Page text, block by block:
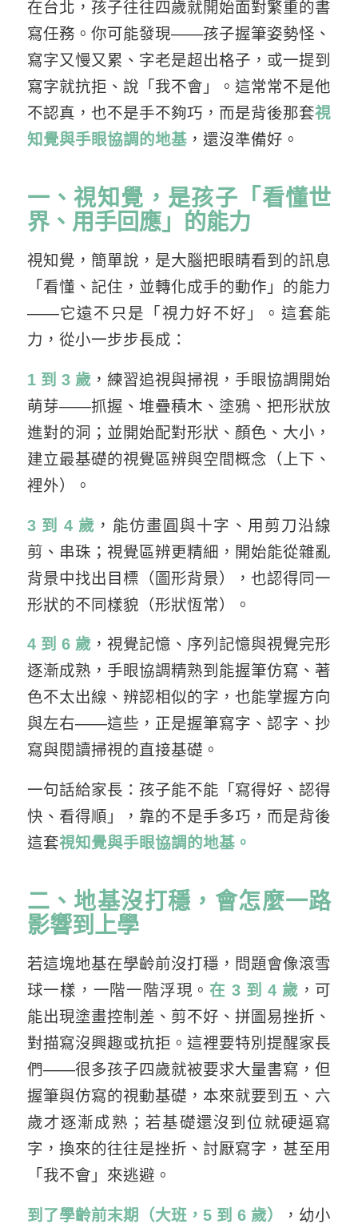
在台北，孩子往往四歲就開始面對繁重的書
寫任務。你可能發現——孩子握筆姿勢怪、
寫字又慢又累、字老是超出格子，或一提到
寫字就抗拒、說「我不會」。這常常不是他
不認真，也不是手不夠巧，而是背後那套視
知覺與手眼協調的地基，還沒準備好。
一、視知覺，是孩子「看懂世
界、用手回應」的能力
視知覺，簡單說，是大腦把眼睛看到的訊息
「看懂、記住，並轉化成手的動作」的能力
——它遠不只是「視力好不好」。這套能
力，從小一步步長成：
1 到 3 歲，練習追視與掃視，手眼協調開始
萌芽——抓握、堆疊積木、塗鴉、把形狀放
進對的洞；並開始配對形狀、顏色、大小，
建立最基礎的視覺區辨與空間概念（上下、
裡外）。
3 到 4 歲 ，能仿畫圓與十字、用剪刀沿線
剪、串珠；視覺區辨更精細，開始能從雜亂
背景中找出目標（圖形背景），也認得同一
形狀的不同樣貌（形狀恆常）。
4 到 6 歲，視覺記憶、序列記憶與視覺完形
逐漸成熟，手眼協調精熟到能握筆仿寫、著
色不太出線、辨認相似的字，也能掌握方向
與左右——這些，正是握筆寫字、認字、抄
寫與閱讀掃視的直接基礎。
一句話給家長：孩子能不能「寫得好、認得
快、看得順」，靠的不是手多巧，而是背後
這套視知覺與手眼協調的地基。
二、地基沒打穩，會怎麼一路
影響到上學
若這塊地基在學齡前沒打穩，問題會像滾雪
球一樣，一階一階浮現。 在 3 到 4 歲 ，可
能出現塗畫控制差、剪不好、拼圖易挫折、
對描寫沒興趣或抗拒。這裡要特別提醒家長
們——很多孩子四歲就被要求大量書寫，但
握筆與仿寫的視動基礎，本來就要到五、六
歲才逐漸成熟；若基礎還沒到位就硬逼寫
字，換來的往往是挫折、討厭寫字，甚至用
「我不會」來逃避。
到了學齡前末期（大班，5 到 6 歲）
，幼小